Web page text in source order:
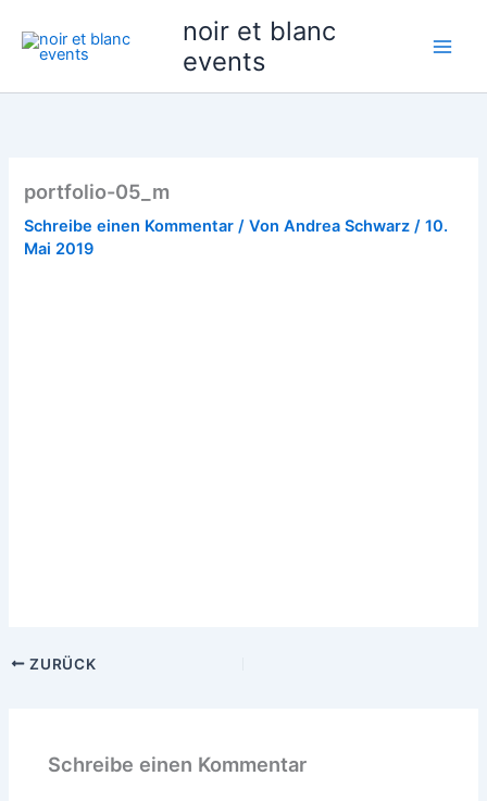
Inhalt
springen
noir et blanc
events
portfolio-05_m
Schreibe einen Kommentar / VonAndrea Schwarz/10.
Mai 2019
ZURÜCK
Schreibe einen Kommentar